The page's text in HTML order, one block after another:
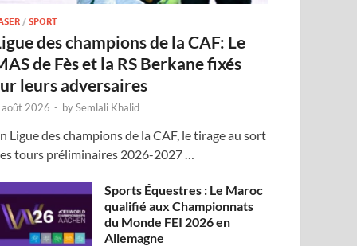
/SPORT
des champions de la CAF: Le
de Fès et la RS Berkane fixés
leurs adversaires
2026 - bySemlali Khalid
Ligue des champions de la CAF, le tirage au sort
tours préliminaires 2026-2027 …
Sports Équestres : Le Maroc
qualifié aux Championnats
du Monde FEI 2026 en
Allemagne